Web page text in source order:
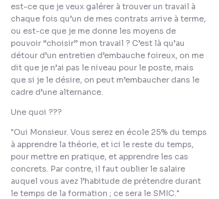
est-ce que je veux galérer à trouver un travail à
chaque fois qu’un de mes contrats arrive à terme,
ou est-ce que je me donne les moyens de
pouvoir “choisir” mon travail ? C’est là qu’au
détour d’un entretien d’embauche foireux, on me
dit que je n’ai pas le niveau pour le poste, mais
que si je le désire, on peut m’embaucher dans le
cadre d’une alternance.
Une quoi ???
"Oui Monsieur. Vous serez en école 25% du temps
à apprendre la théorie, et ici le reste du temps,
pour mettre en pratique, et apprendre les cas
concrets. Par contre, il faut oublier le salaire
auquel vous avez l’habitude de prétendre durant
le temps de la formation ; ce sera le SMIC."